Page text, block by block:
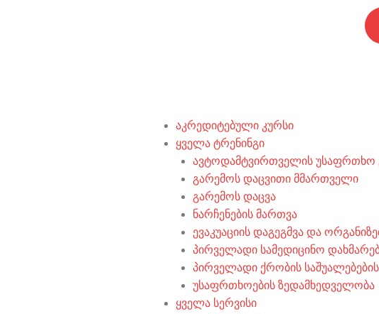
აკრედიტებული კურსი
ყველა ტრენინგი
ავტოდამტვირთველის უსაფრთხო
გარემოს დაცვითი მმართველი
გარემოს დაცვა
ნარჩენების მართვა
ევაკუაციის დაგეგმვა და
პირველადი სამედიცინო
პირველადი ქრობის საშუალებების
უსაფრთხოების ზედამხედველობა
ყველა სერვისი